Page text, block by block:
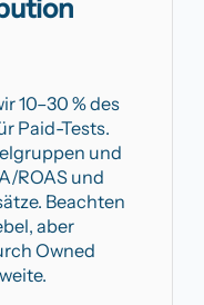
10–30 % des
Paid-Tests.
und
ROAS und
Beachten
aber
Owned